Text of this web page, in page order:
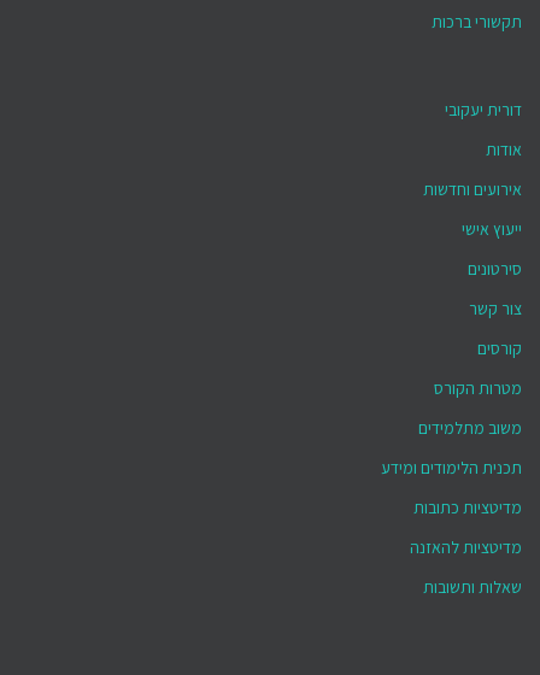
תקשורי ברכות
דורית יעקובי
אודות
אירועים וחדשות
ייעוץ אישי
סירטונים
צור קשר
קורסים
מטרות הקורס
משוב מתלמידים
תכנית הלימודים ומידע
מדיטציות כתובות
מדיטציות להאזנה
שאלות ותשובות